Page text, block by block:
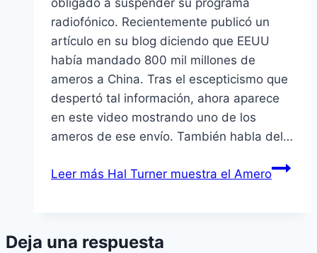
radiofónico. Recientemente publicó un
artí­culo en su blog diciendo que EEUU
habí­a mandado 800 mil millones de
ameros a China. Tras el escepticismo que
despertó tal información, ahora aparece
en este video mostrando uno de los
ameros de ese enví­o. También habla del…
Leer más Hal Turner muestra el Amero
Deja una respuesta